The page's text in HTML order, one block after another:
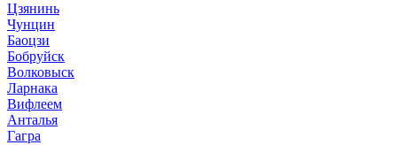
Цзянинь
Чунцин
Баоцзи
Бобруйск
Волковыск
Ларнака
Вифлеем
Анталья
Гагра